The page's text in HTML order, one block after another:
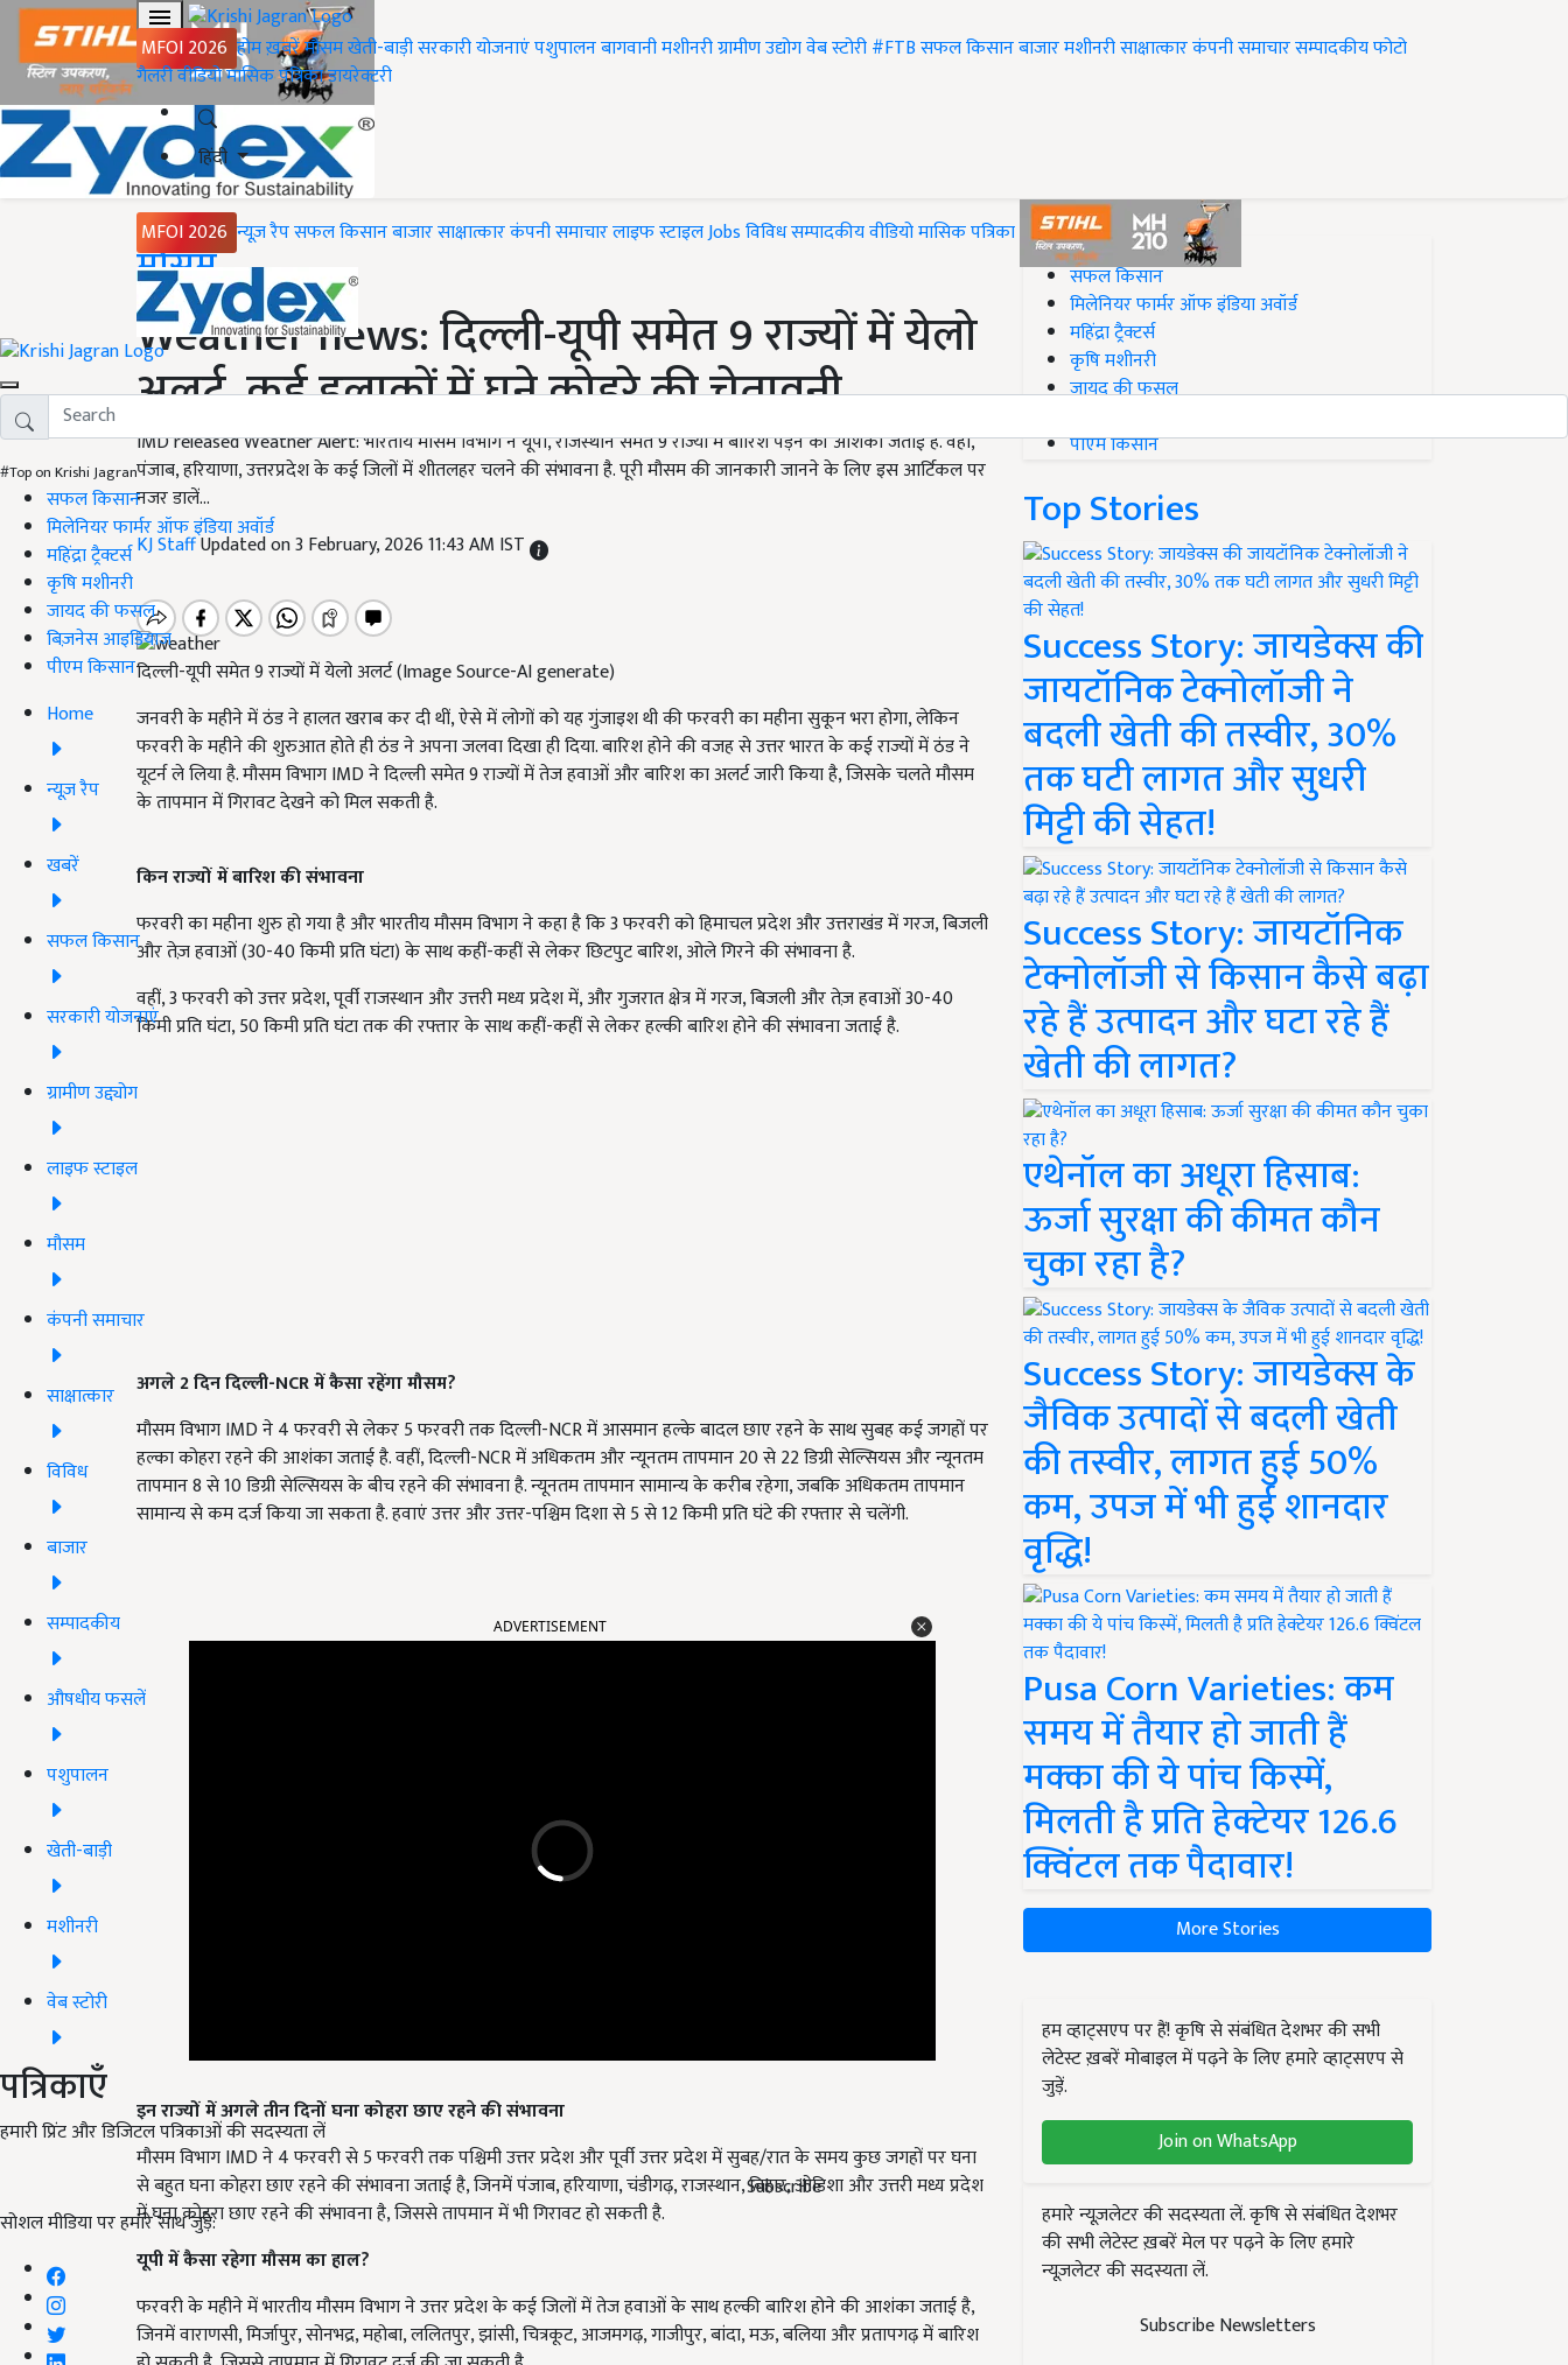
MFOI 2026 होमख़बरेंमौसमखेती-बाड़ीसरकारी योजनाएंपशुपालनबागवानीमशीनरीग्रामीण उद्योगवेब स्टोरी#FTBसफल किसानबाजारमशीनरीसाक्षात्कारकंपनी समाचारसम्पादकीयफोटो
गैलरीवीडियोमासिक पत्रिकाडायरेक्टरी
हिंदी
MFOI 2026 न्यूज़ रैपसफल किसानबाजारसाक्षात्कारकंपनी समाचारलाइफ स्टाइलJobsविविधसम्पादकीयवीडियोमासिक पत्रिका
#Top on Krishi Jagran
सफल किसान
मिलेनियर फार्मर ऑफ इंडिया अवॉर्ड
महिंद्रा ट्रैक्टर्स
कृषि मशीनरी
जायद की फसल
बिज़नेस आइडियाज
पीएम किसान
Home
न्यूज़ रैप
खबरें
सफल किसान
सरकारी योजनाएं
ग्रामीण उद्द्योग
लाइफ स्टाइल
मौसम
कंपनी समाचार
साक्षात्कार
विविध
बाजार
सम्पादकीय
औषधीय फसलें
पशुपालन
खेती-बाड़ी
मशीनरी
वेब स्टोरी
पत्रिकाएँ
हमारी प्रिंट और डिजिटल पत्रिकाओं की सदस्यता लें
Subscribe
सोशल मीडिया पर हमारे साथ जुड़ें:
Home
मौसम
Weather news: दिल्ली-यूपी समेत 9 राज्यों में येलो
अलर्ट, कई इलाकों में घने कोहरे की चेतावनी
IMD released Weather Alert: भारतीय मौसम विभाग ने यूपी, राजस्थान समेत 9 राज्यों में बारिश पड़ने की आशंका जताई है. वहीं,
पंजाब, हरियाणा, उत्तरप्रदेश के कई जिलों में शीतलहर चलने की संभावना है. पूरी मौसम की जानकारी जानने के लिए इस आर्टिकल पर
नजर डालें...
KJ StaffUpdated on 3 February, 2026 11:43 AM IST
दिल्ली-यूपी समेत 9 राज्यों में येलो अलर्ट (Image Source-AI generate)
जनवरी के महीने में ठंड ने हालत खराब कर दी थीं, ऐसे में लोगों को यह गुंजाइश थी की फरवरी का महीना सुकून भरा होगा, लेकिन
फरवरी के महीने की शुरुआत होते ही ठंड ने अपना जलवा दिखा ही दिया. बारिश होने की वजह से उत्तर भारत के कई राज्यों में ठंड ने
यूटर्न ले लिया है. मौसम विभाग IMD ने दिल्ली समेत 9 राज्यों में तेज हवाओं और बारिश का अलर्ट जारी किया है, जिसके चलते मौसम
के तापमान में गिरावट देखने को मिल सकती है.
किन राज्यों में बारिश की संभावना
फरवरी का महीना शुरु हो गया है और भारतीय मौसम विभाग ने कहा है कि 3 फरवरी को हिमाचल प्रदेश और उत्तराखंड में गरज, बिजली
और तेज़ हवाओं (30-40 किमी प्रति घंटा) के साथ कहीं-कहीं से लेकर छिटपुट बारिश, ओले गिरने की संभावना है.
वहीं, 3 फरवरी को उत्तर प्रदेश, पूर्वी राजस्थान और उत्तरी मध्य प्रदेश में, और गुजरात क्षेत्र में गरज, बिजली और तेज़ हवाओं 30-40
किमी प्रति घंटा, 50 किमी प्रति घंटा तक की रफ्तार के साथ कहीं-कहीं से लेकर हल्की बारिश होने की संभावना जताई है.
अगले 2 दिन दिल्ली-NCRमें कैसा रहेंगा मौसम?
मौसम विभाग IMD ने 4 फरवरी से लेकर 5 फरवरी तक दिल्ली-NCR में आसमान हल्के बादल छाए रहने के साथ सुबह कई जगहों पर
हल्का कोहरा रहने की आशंका जताई है. वहीं, दिल्ली-NCR में अधिकतम और न्यूनतम तापमान 20 से 22 डिग्री सेल्सियस और न्यूनतम
तापमान 8 से 10 डिग्री सेल्सियस के बीच रहने की संभावना है. न्यूनतम तापमान सामान्य के करीब रहेगा, जबकि अधिकतम तापमान
सामान्य से कम दर्ज किया जा सकता है. हवाएं उत्तर और उत्तर-पश्चिम दिशा से 5 से 12 किमी प्रति घंटे की रफ्तार से चलेंगी.
मौसम विभाग IMD ने 4 फरवरी से 5 फरवरी तक पश्चिमी उत्तर प्रदेश और पूर्वी उत्तर प्रदेश में सुबह/रात के समय कुछ जगहों पर घना
से बहुत घना कोहरा छाए रहने की संभावना जताई है, जिनमें पंजाब, हरियाणा, चंडीगढ़, राजस्थान, बिहार, ओडिशा और उत्तरी मध्य प्रदेश
में घना कोहरा छाए रहने की संभावना है, जिससे तापमान में भी गिरावट हो सकती है.
यूपी मेंकैसा रहेगा मौसम का हाल
फरवरी के महीने में भारतीय मौसम विभाग ने उत्तर प्रदेश के कई जिलों में तेज हवाओं के साथ हल्की बारिश होने की आशंका जताई है,
जिनमें वाराणसी, मिर्जापुर, सोनभद्र, महोबा, ललितपुर, झांसी, चित्रकूट, आजमगढ़, गाजीपुर, बांदा, मऊ, बलिया और प्रतापगढ़ में बारिश
हो सकती है, जिससे तापमान में गिरावट दर्ज की जा सकती है.
#Top on Krishi Jagran
सफल किसान
मिलेनियर फार्मर ऑफ इंडिया अवॉर्ड
महिंद्रा ट्रैक्टर्स
कृषि मशीनरी
जायद की फसल
पीएम किसान
Top Stories
Success Story: जायडेक्स की
जायटॉनिक टेक्नोलॉजी ने
बदली खेती की तस्वीर, 30%
तक घटी लागत और सुधरी
मिट्टी की सेहत!
Success Story: जायटॉनिक
टेक्नोलॉजी से किसान कैसे बढ़ा
रहे हैं उत्पादन और घटा रहे हैं
खेती की लागत?
एथेनॉल का अधूरा हिसाब:
ऊर्जा सुरक्षा की कीमत कौन
चुका रहा है?
Success Story: जायडेक्स के
जैविक उत्पादों से बदली खेती
की तस्वीर, लागत हुई 50%
कम, उपज में भी हुई शानदार
वृद्धि!
Pusa Corn Varieties: कम
समय में तैयार हो जाती हैं
मक्का की ये पांच किस्में,
मिलती है प्रति हेक्टेयर 126.6
क्विंटल तक पैदावार!
More Stories
हम व्हाट्सएप पर हैं! कृषि से संबंधित देशभर की सभी
लेटेस्ट ख़बरें मोबाइल में पढ़ने के लिए हमारे व्हाट्सएप से
जुड़ें.
Join on WhatsApp
हमारे न्यूज़लेटर की सदस्यता लें. कृषि से संबंधित देशभर
की सभी लेटेस्ट ख़बरें मेल पर पढ़ने के लिए हमारे
न्यूज़लेटर की सदस्यता लें.
Subscribe Newsletters